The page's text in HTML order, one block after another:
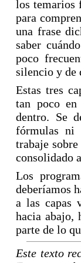
los temarios
para
una frase
saber
poco
silencio y de
Estas tres
tan poco
dentro. Se
fórmulas ni
trabaje
consolidado
Los
deberíamos
a las capas
hacia abajo,
parte de lo
Este texto